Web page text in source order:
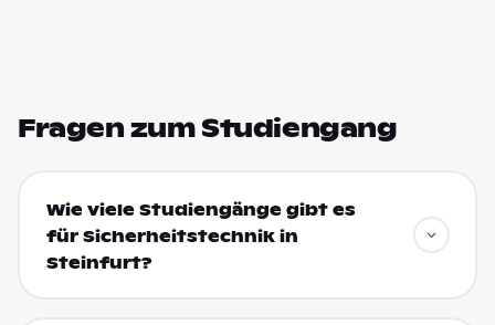
Fragen zum Studiengang
Wie viele Studiengänge gibt es
für Sicherheitstechnik in
Steinfurt?